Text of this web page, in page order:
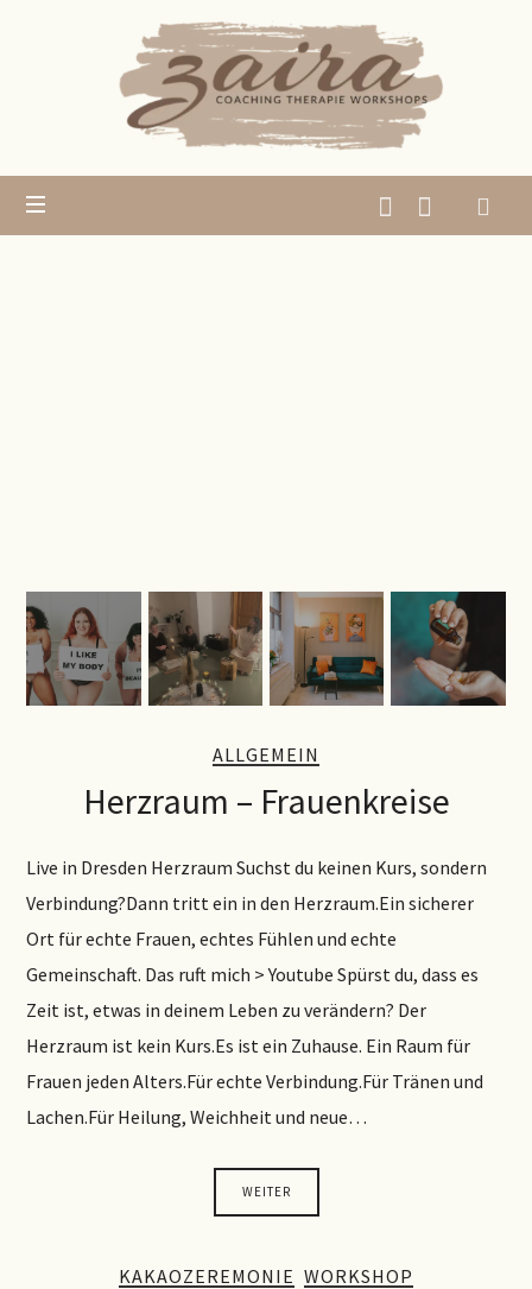
ALLGEMEIN
Herzraum – Frauenkreise
Live in Dresden Herzraum Suchst du keinen Kurs, sondern
Verbindung?Dann tritt ein in den Herzraum.Ein sicherer
Ort für echte Frauen, echtes Fühlen und echte
Gemeinschaft. Das ruft mich > Youtube Spürst du, dass es
Zeit ist, etwas in deinem Leben zu verändern? Der
Herzraum ist kein Kurs.Es ist ein Zuhause. Ein Raum für
Frauen jeden Alters.Für echte Verbindung.Für Tränen und
Lachen.Für Heilung, Weichheit und neue…
WEITER
KAKAOZEREMONIE WORKSHOP